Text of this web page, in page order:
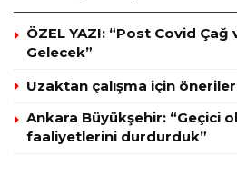
ÖZEL YAZI: “Post Covid
Gelecek”
Uzaktan çalışma için öneriler
Ankara Büyükşehir: “Geçici
faaliyetlerini durdurduk”